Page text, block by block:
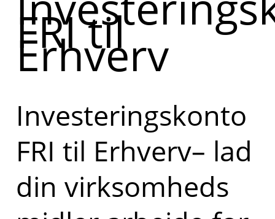
FRI til
Erhverv
Investeringskonto
FRI til Erhverv– lad
din virksomheds